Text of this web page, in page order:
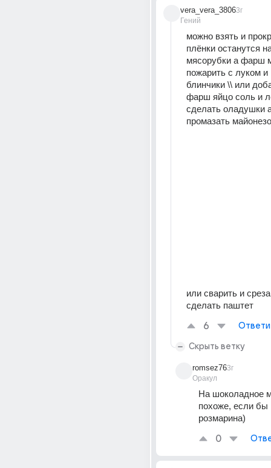
vera_vera_3806
Гений
3г
можно взять и
плёнки останутся
мясорубки а фарш
пожарить с луком и
блинчики \\ или
фарш яйцо соль и
сделать оладушки
промазать
или сварить и
сделать паштет
6
Скрыть ветку
romsez76
Оракул
3г
На шоколадное
похоже, если бы
розмарина)
0